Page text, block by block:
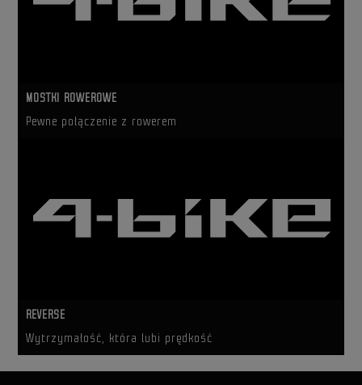
MOSTKI ROWEROWE
Pewne połączenie z rowerem
REVERSE
Wytrzymałość, która lubi prędkość